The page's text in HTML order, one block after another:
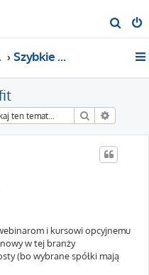
z
Szybkie pytania i pomoc
Szukaj
i kursowi opcyjnemu
w tej branży
(bo wybrane spółki mają